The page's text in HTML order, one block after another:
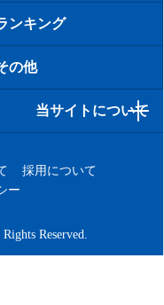
ンキング
の他
当サイトについて
採用について
ー
Reserved.